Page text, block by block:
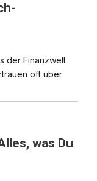
der Finanzwelt
oft über
was Du